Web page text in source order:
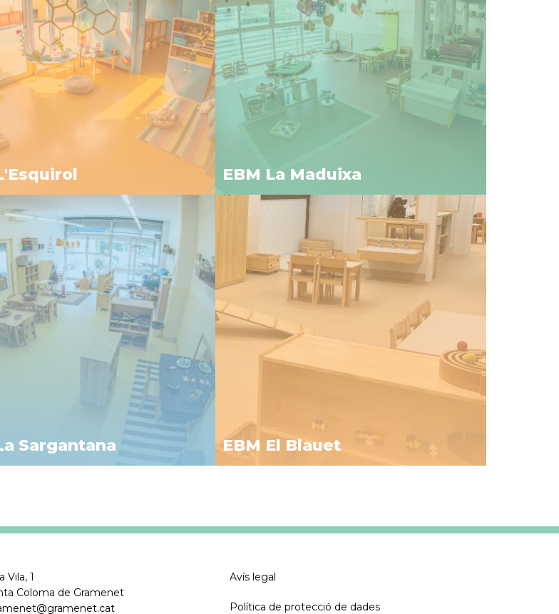
EBM La Maduixa
Sargantana EBM El Blauet
Vila, 1
Coloma de Gramenet
Avís legal
Política de protecció de dades